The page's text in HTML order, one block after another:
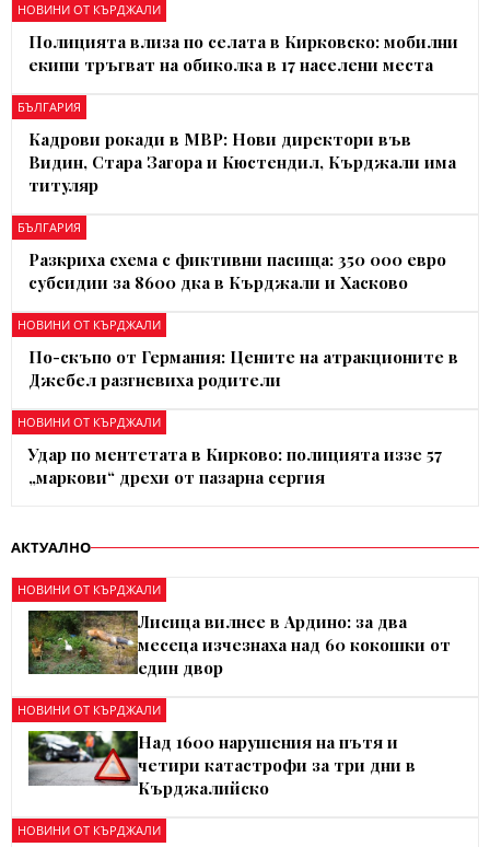
НОВИНИ ОТ КЪРДЖАЛИ
Полицията влиза по селата в Кирковско: мобилни
екипи тръгват на обиколка в 17 населени места
БЪЛГАРИЯ
Кадрови рокади в МВР: Нови директори във
Видин, Стара Загора и Кюстендил, Кърджали има
титуляр
БЪЛГАРИЯ
Разкриха схема с фиктивни пасища: 350 000 евро
субсидии за 8600 дка в Кърджали и Хасково
НОВИНИ ОТ КЪРДЖАЛИ
По-скъпо от Германия: Цените на атракционите в
Джебел разгневиха родители
НОВИНИ ОТ КЪРДЖАЛИ
Удар по ментетата в Кирково: полицията иззе 57
„маркови“ дрехи от пазарна сергия
АКТУАЛНО
НОВИНИ ОТ КЪРДЖАЛИ
Лисица вилнее в Ардино: за два
месеца изчезнаха над 60 кокошки от
един двор
НОВИНИ ОТ КЪРДЖАЛИ
Над 1600 нарушения на пътя и
четири катастрофи за три дни в
Кърджалийско
НОВИНИ ОТ КЪРДЖАЛИ